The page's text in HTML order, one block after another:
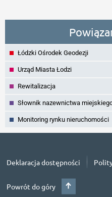
Łódzki Ośrodek Geodezji
Urząd Miasta Łodzi
Rewitalizacja
Słownik nazewnictwa
Monitoring rynku nieruchomości
Deklaracja dostępności
Powrót do góry